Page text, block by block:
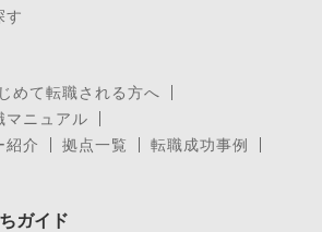
す
めて転職される方へ
マニュアル
紹介
拠点一覧
転職成功事例
ガイド